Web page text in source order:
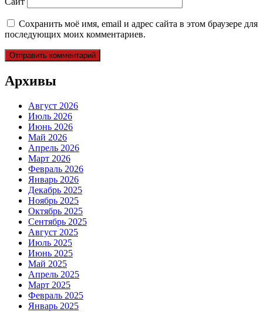
Сохранить моё имя, email и адрес сайта в этом браузере для
последующих моих комментариев.
Архивы
Август 2026
Июль 2026
Июнь 2026
Май 2026
Апрель 2026
Март 2026
Февраль 2026
Январь 2026
Декабрь 2025
Ноябрь 2025
Октябрь 2025
Сентябрь 2025
Август 2025
Июль 2025
Июнь 2025
Май 2025
Апрель 2025
Март 2025
Февраль 2025
Январь 2025